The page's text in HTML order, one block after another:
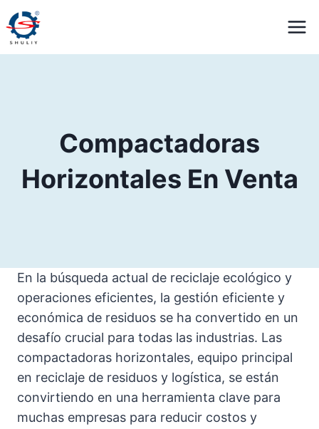
Saltar
al
contenido
Compactadoras
Horizontales En Venta
En la búsqueda actual de reciclaje ecológico y
operaciones eficientes, la gestión eficiente y
económica de residuos se ha convertido en un
desafío crucial para todas las industrias. Las
compactadoras horizontales, equipo principal
en reciclaje de residuos y logística, se están
convirtiendo en una herramienta clave para
muchas empresas para reducir costos y